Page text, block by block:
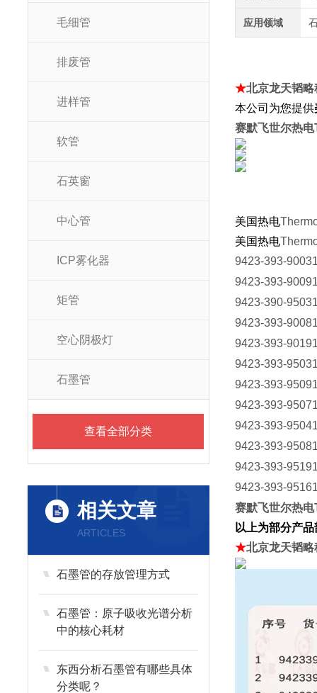
毛细管
排废管
进样管
软管
石英窗
中心管
ICP雾化器
矩管
空心阴极灯
石墨管
查看全部分类
相关文章
ARTICLES
石墨管的存放管理方式
石墨管：原子吸收光谱分析
中的核心耗材
东西分析石墨管有哪些具体
分类呢？
应用领域
★北京龙天韬
本公司为您提供
赛默飞世尔热
美国热电
美国热电
9423-393-
9423-393-
9423-390-
9423-393-
9423-393-
9423-393-
9423-393-
9423-393-
9423-393-
9423-393-
9423-393-
9423-393-
赛默飞世尔热
以上为部分产
★北京龙天韬